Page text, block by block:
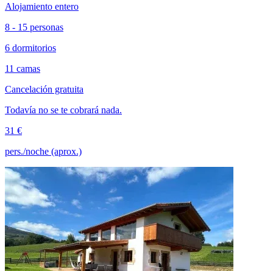
Alojamiento entero
8 - 15 personas
6 dormitorios
11 camas
Cancelación gratuita
Todavía no se te cobrará nada.
31 €
pers./noche (aprox.)